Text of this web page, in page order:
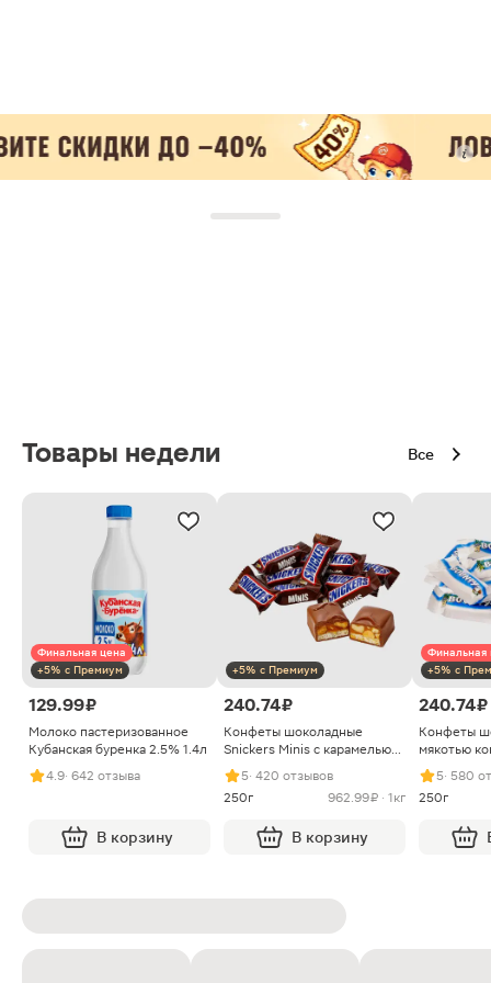
Товары недели Все
Финальная цена
+5% с Премиум
129.99 ₽
Молоко пастеризованное
Кубанская буренка 2.5% 1.4л
4.9· 642 отзыва
В корзину
+5% с Премиум
240.74 ₽
Конфеты шоколадные
Snickers Minis с карамелью
арахисом и нугой
5· 420 отзывов
250г
962.99 ₽ · 1кг
В корзину
Финальная
+5% с
240.74 ₽
Конфеты
мякотью
5· 580
250г